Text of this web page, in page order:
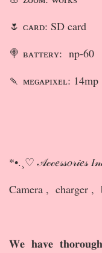
🌷 ᴄᴀʀᴅ: SD card
🍭 ʙᴀᴛᴛᴇʀʏ: np-60
🍡 ᴍᴇɢᴀᴘɪxᴇʟ: 14mp
*•.¸♡ 𝒜𝒸𝒸𝑒𝓈𝓈𝑜𝓇𝒾𝑒𝓈
Camera , charger
𝐖𝐞 𝐡𝐚𝐯𝐞